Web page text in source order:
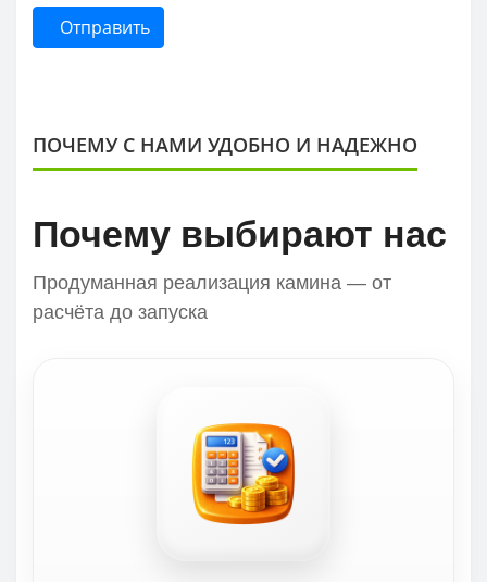
Отправить
ПОЧЕМУ С НАМИ УДОБНО И НАДЕЖНО
Почему выбирают нас
Продуманная реализация камина — от
расчёта до запуска